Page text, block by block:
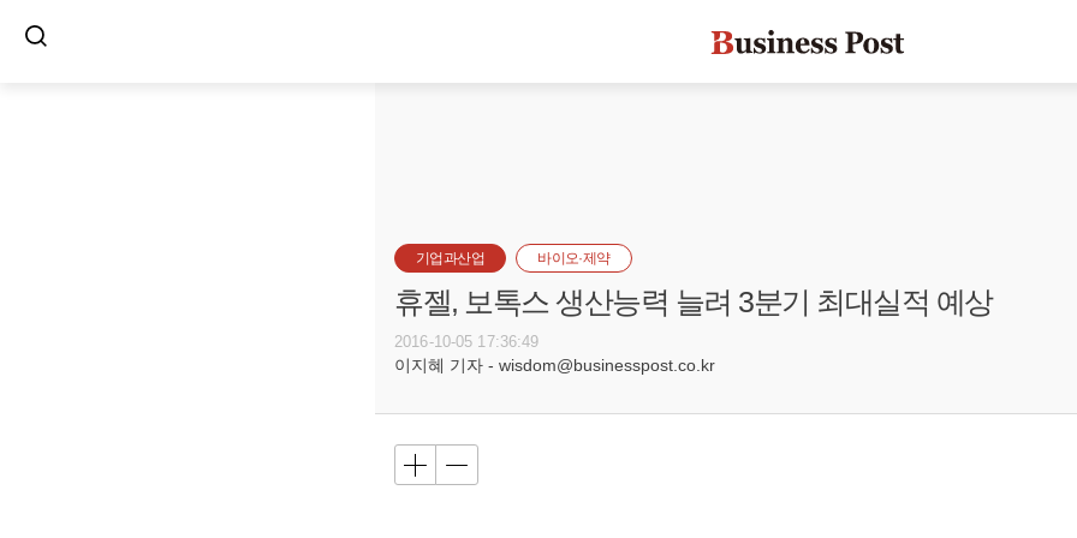
기업과산업 바이오·제약
휴젤, 보톡스 생산능력 늘려 3분기 최대실적 예상
2016-10-05 17:36:49
이지혜 기자 - wisdom@businesspost.co.kr